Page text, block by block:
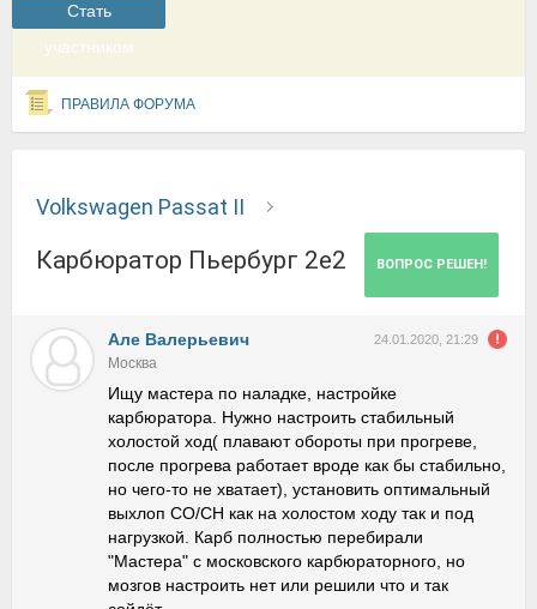
Cтать
участником
ПРАВИЛА ФОРУМА
Volkswagen Passat II
карбюратор Пьербург 2е2 ВОПРОС РЕШЕН!
Але Валерьевич 24.01.2020, 21:29
Москва
Ищу мастера по наладке, настройке
карбюратора. Нужно настроить стабильный
холостой ход( плавают обороты при прогреве,
после прогрева работает вроде как бы стабильно,
но чего-то не хватает), установить оптимальный
выхлоп СО/СН как на холостом ходу так и под
нагрузкой. Карб полностью перебирали
"Мастера" с московского карбюраторного, но
мозгов настроить нет или решили что и так